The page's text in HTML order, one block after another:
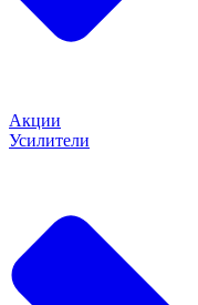
Акции
Усилители